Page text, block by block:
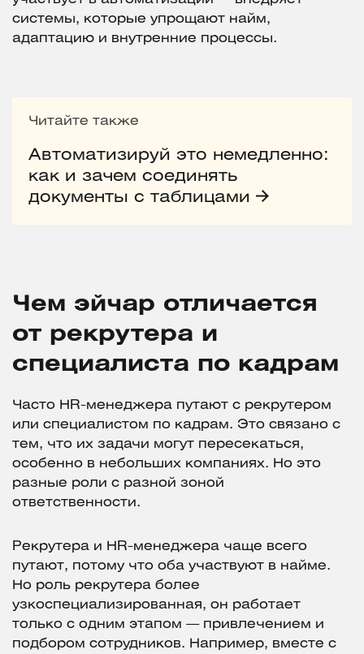
системы, которые упрощают найм,
адаптацию и внутренние процессы.
Читайте также
Автоматизируй это немедленно:
как и зачем соединять
документы с таблицами
Чем эйчар отличается
от рекрутера и
специалиста по кадрам
Часто HR-менеджера путают с рекрутером
или специалистом по кадрам. Это связано с
тем, что их задачи могут пересекаться,
особенно в небольших компаниях. Но это
разные роли с разной зоной
ответственности.
Рекрутера и HR-менеджера чаще всего
путают, потому что оба участвуют в найме.
Но роль рекрутера более
узкоспециализированная, он работает
только с одним этапом — привлечением и
подбором сотрудников. Например, вместе с